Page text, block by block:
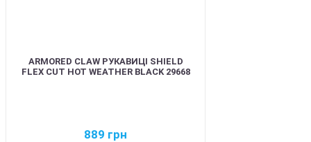
ARMORED CLAW РУКАВИЦІ SHIELD
FLEX CUT HOT WEATHER BLACK 29668
889 грн